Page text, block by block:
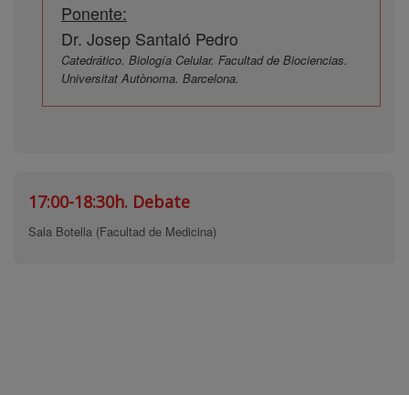
Ponente:
Dr. Josep Santaló Pedro
Catedrático. Biología Celular. Facultad de Biociencias.
Universitat Autònoma. Barcelona.
17:00-18:30h. Debate
Sala Botella (Facultad de Medicina)